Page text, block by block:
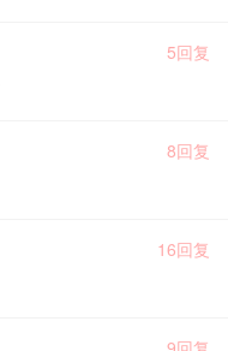
5回复
8回复
16回复